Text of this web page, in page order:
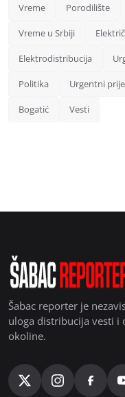
Vreme Porodilište
Vreme u Srbiji
Elektrodistribucija
Politika Urgentni
Bogatić Vesti
Šabac reporter je
uloga distribucija vesti i
okoline.